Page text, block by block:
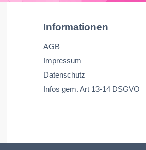
Informationen
AGB
Impressum
Datenschutz
Infos gem. Art 13-14 DSGVO